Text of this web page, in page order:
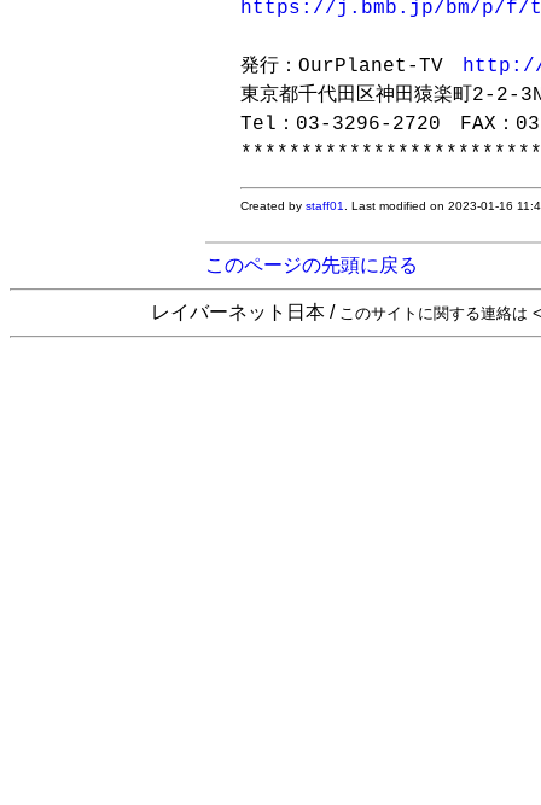
https://j.bmb.jp/bm/p/f/
発行：OurPlanet-TV http://
東京都千代田区神田猿楽町2-2-
Tel：03-3296-2720　FAX：
Created bystaff01 . Last modified on 2023-01-16
このページの先頭に戻る
レイバーネット日本 / このサイトに関する連絡は